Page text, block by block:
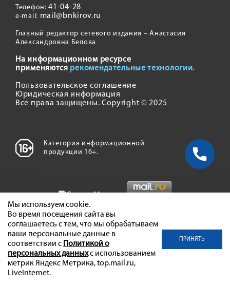
Телефон:41-04-28
e-mail: mail@bnkirov.ru
Главный редактор сетевого издания – Анастасия
Александровна Белова
На информационном ресурсе
применяются рекомендательные технологии.
Пользовательское соглашение
Юридическая информация
Все права защищены. Copyright © 2025
Категория информационной
продукции 16+.
Мы используем cookie.
Во время посещения сайта вы
соглашаетесь с тем, что мы обрабатываем
ваши персональные данные в
соответствии с Политикой о
персональных данныхс использованием
метрик Яндекс Метрика, top.mail.ru,
LiveInternet.
ПРИНЯТЬ